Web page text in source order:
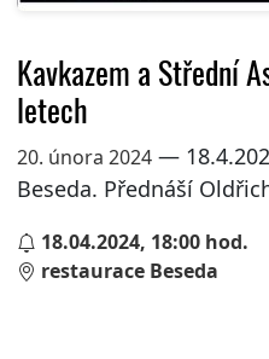
Kavkazem a Střední
letech
20. února 2024—
Beseda. Přednáší
18.04.2024, 18:00 hod.
restaurace Beseda